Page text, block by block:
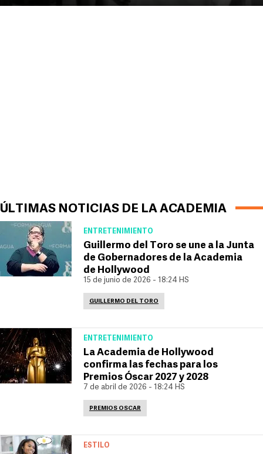
ÚLTIMAS NOTICIAS DE LA ACADEMIA
ENTRETENIMIENTO
Guillermo del Toro se une a la Junta
de Gobernadores de la Academia
de Hollywood
15 de junio de 2026 - 18:24 HS
GUILLERMO DEL TORO
ENTRETENIMIENTO
La Academia de Hollywood
confirma las fechas para los
Premios Óscar 2027 y 2028
7 de abril de 2026 - 18:24 HS
PREMIOS OSCAR
ESTILO